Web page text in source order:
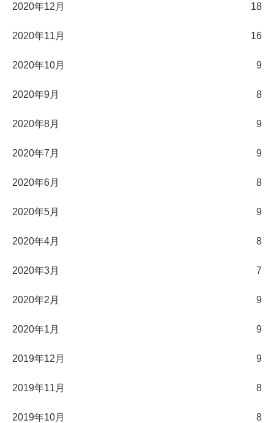
2020年12月 18
2020年11月 16
2020年10月 9
2020年9月 8
2020年8月 9
2020年7月 9
2020年6月 8
2020年5月 9
2020年4月 8
2020年3月 7
2020年2月 9
2020年1月 9
2019年12月 9
2019年11月 8
2019年10月 8